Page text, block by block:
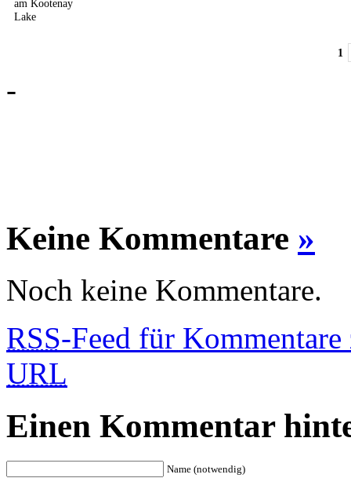
am Kootenay
Lake
1
-
Keine Kommentare »
Noch keine Kommentare.
RSS-Feed für
URL
Einen Kommentar
Name (notwendig)